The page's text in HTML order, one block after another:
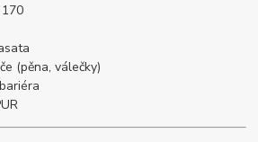
(pěna, válečky)